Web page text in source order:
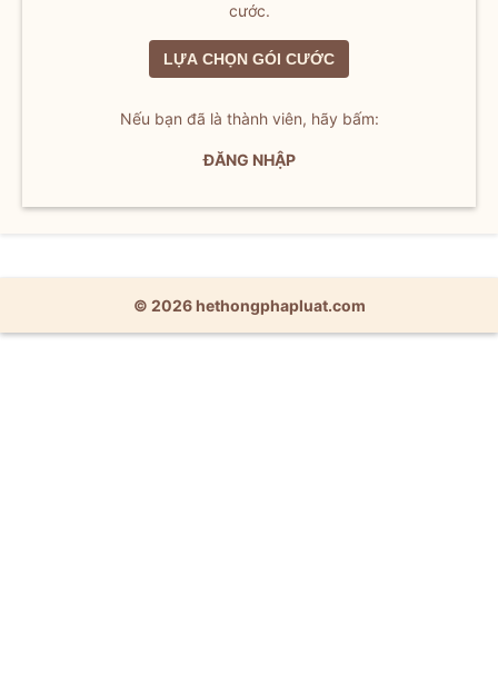
cước.
LỰA CHỌN GÓI CƯỚC
Nếu bạn đã là thành viên, hãy bấm:
ĐĂNG NHẬP
© 2026 hethongphapluat.com